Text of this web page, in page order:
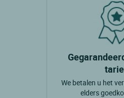
We betalen u het
elders